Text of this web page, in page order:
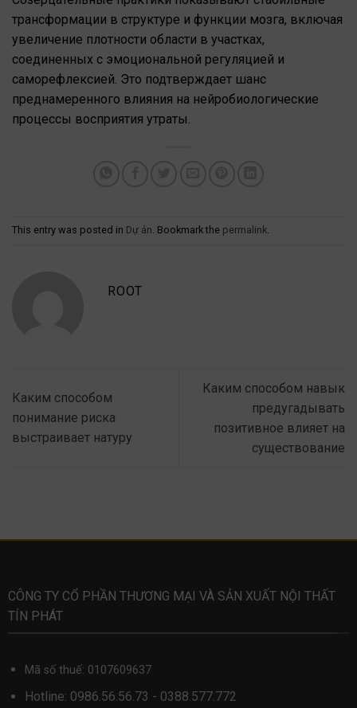
трансформации в структуре и функции мозга, включая
увеличение плотности области в участках,
соединенных с эмоциональной регуляцией и
саморефлексией. Это подтверждает шанс
преднамеренного влияния на нейробиологические
процессы восприятия утраты.
This entry was posted in Dự án. Bookmark the permalink.
ROOT
Каким способом
понимание риска
выстраивает натуру
Каким способом навык
предугадывать
позитивное влияет на
существование
CÔNG TY CỔ PHẦN THƯƠNG MẠI VÀ SẢN XUẤT NỘI THẤT
TÍN PHÁT
Mã số thuế: 0107609637
Hotline: 0986.56.56.73 - 0388.577.772